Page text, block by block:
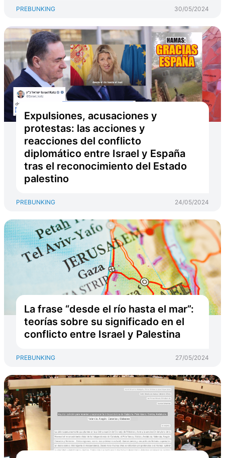
PREBUNKING 30/05/2024
Expulsiones, acusaciones y
protestas: las acciones y
reacciones del conflicto
diplomático entre Israel y España
tras el reconocimiento del Estado
palestino
PREBUNKING 24/05/2024
La frase “desde el río hasta el mar”:
teorías sobre su significado en el
conflicto entre Israel y Palestina
PREBUNKING 27/05/2024